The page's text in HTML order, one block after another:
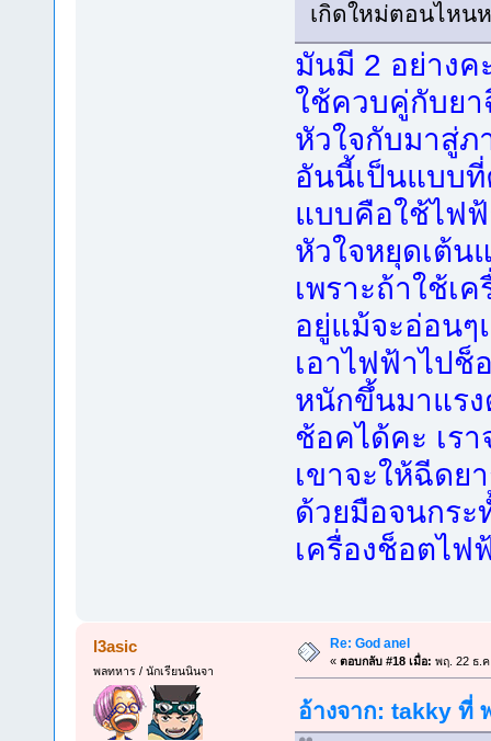
เกิดใหม่ตอนไหน
มันมี 2 อย่าง
ใช้ควบคู่กับยา
หัวใจกับมาสู่ภ
อันนี้เป็นแบบ
แบบคือใช้ไฟฟ้
หัวใจหยุดเต้น
เพราะถ้าใช้เ
อยู่แม้จะอ่อนๆ
เอาไฟฟ้าไปช็
หนักขึ้นมาแรง
ช้อคได้คะ เร
เขาจะให้ฉีดย
ด้วยมือจนกระ
เครื่องช็อตไฟ
l3asic
พลทหาร / นักเรียนนินจา
Re: God anel
« ตอบกลับ #18 เมื่อ: พฤ. 22 ธ.ค
อ้างจาก: takky ที่